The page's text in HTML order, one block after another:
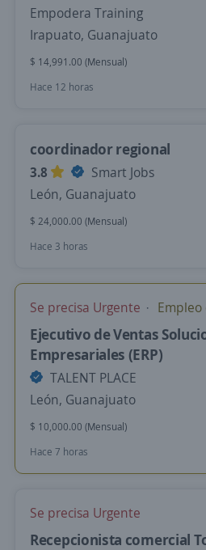
Empodera Training
Irapuato, Guanajuato
$ 14,991.00 (Mensual)
Hace 12 horas
coordinador regional
3.8
Smart Jobs
León, Guanajuato
$ 24,000.00 (Mensual)
Hace 3 horas
Se precisa Urgente
Ejecutivo de Ventas
Empresariales (ERP)
TALENT PLACE
León, Guanajuato
$ 10,000.00 (Mensual)
Hace 7 horas
Se precisa Urgente
Recepcionista comercial